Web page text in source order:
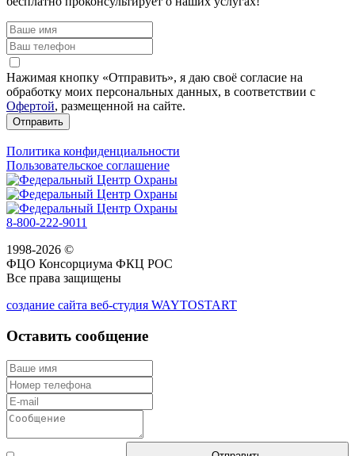
Нажимая кнопку «Отправить», я даю своё согласие на
обработку моих персональных данных, в соответствии с
Офертой, размещенной на сайте.
Отправить
Политика конфиденциальности
Пользовательское соглашение
8-800-222-9011
1998-2026 ©
ФЦО Консорциума ФКЦ РОС
Все права защищены
создание сайта веб-студия WAYTOSTART
Оставить сообщение